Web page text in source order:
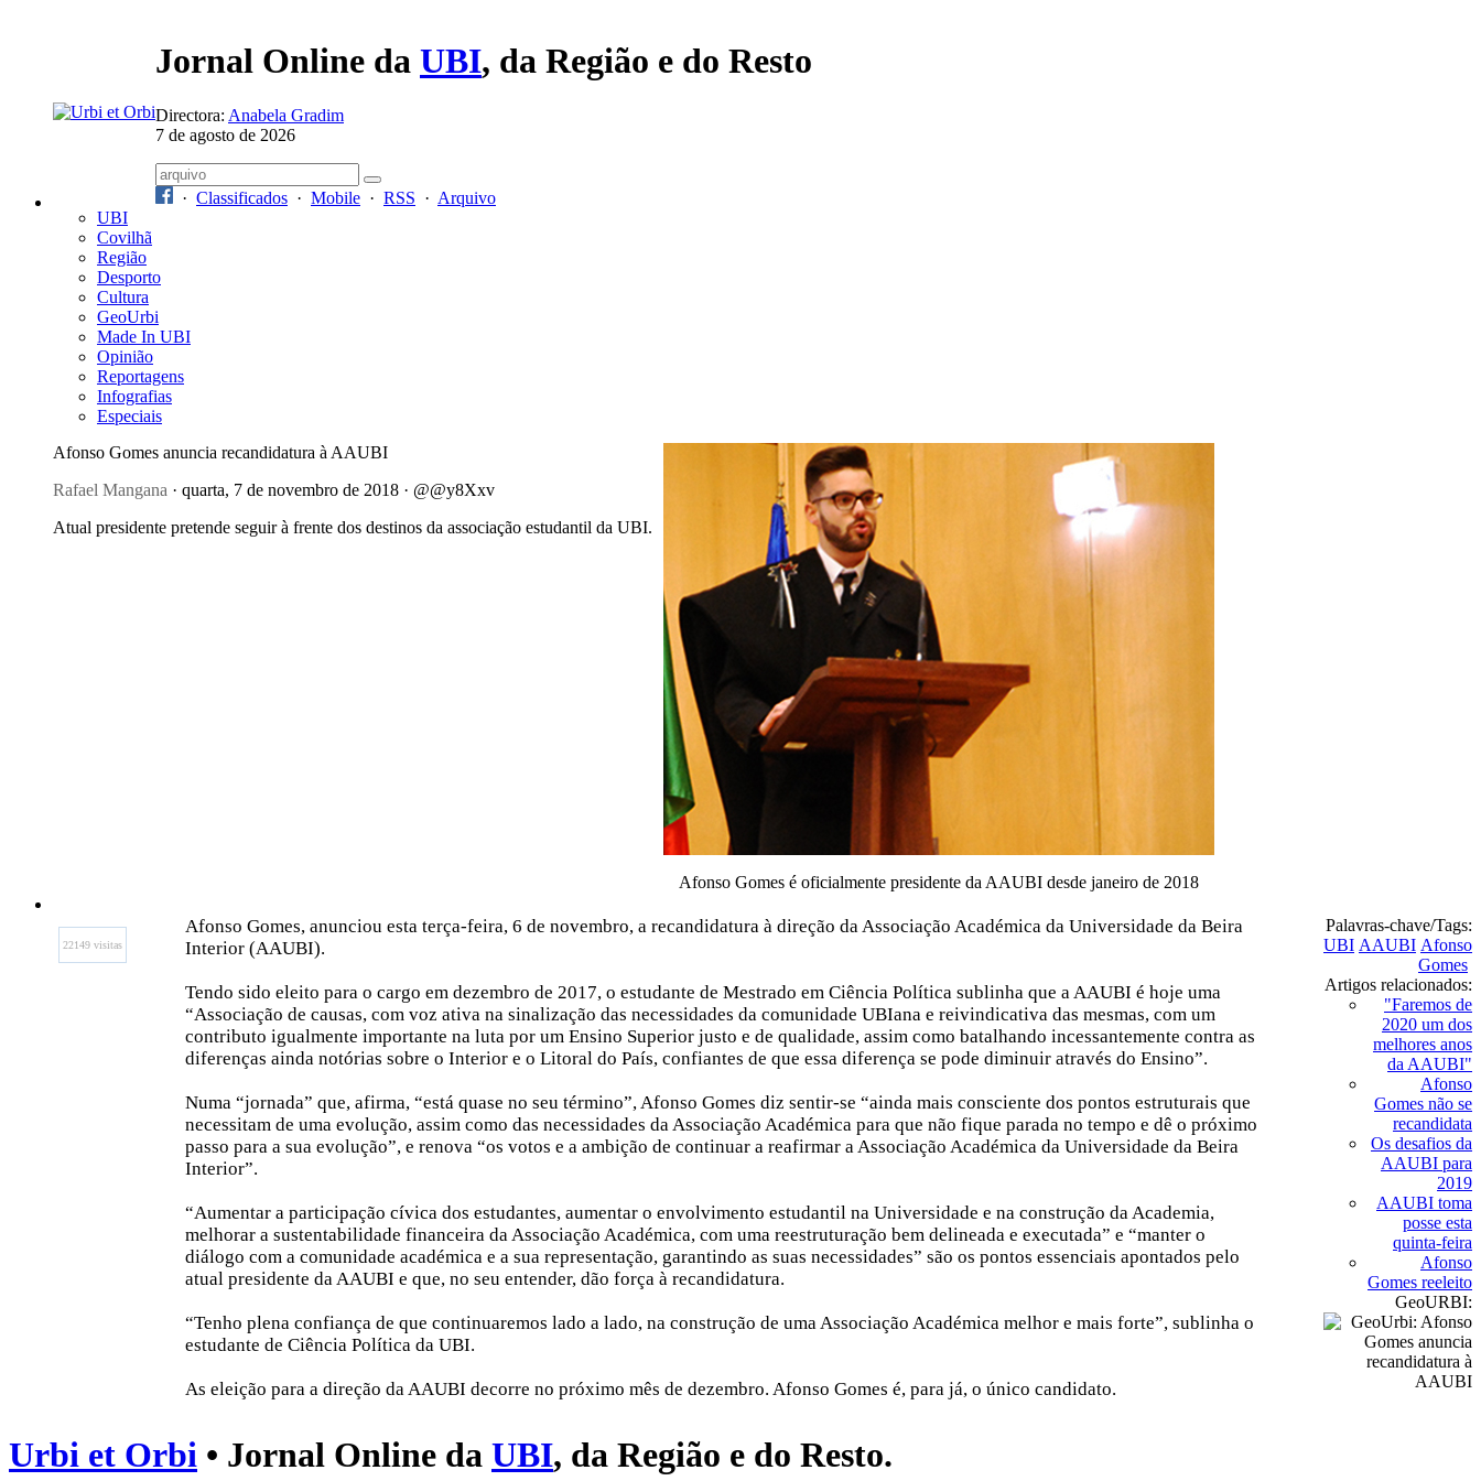
Jornal Online da UBI, da Região e do Resto
Directora: Anabela Gradim
7 de agosto de 2026
· Classificados · Mobile · RSS · Arquivo
UBI
Covilhã
Região
Desporto
Cultura
GeoUrbi
Made In UBI
Opinião
Reportagens
Infografias
Especiais
Afonso Gomes anuncia recandidatura à AAUBI
Rafael Mangana · quarta, 7 de novembro de 2018 · @@y8Xxv
Atual presidente pretende seguir à frente dos destinos da associação estudantil da UBI.
Afonso Gomes é oficialmente presidente da AAUBI desde janeiro de 2018
22149 visitas
Afonso Gomes, anunciou esta terça-feira, 6 de novembro, a recandidatura à direção da Associação Académica da Universidade da Beira
Interior (AAUBI).
Tendo sido eleito para o cargo em dezembro de 2017, o estudante de Mestrado em Ciência Política sublinha que a AAUBI é hoje uma
“Associação de causas, com voz ativa na sinalização das necessidades da comunidade UBIana e reivindicativa das mesmas, com um
contributo igualmente importante na luta por um Ensino Superior justo e de qualidade, assim como batalhando incessantemente contra as
diferenças ainda notórias sobre o Interior e o Litoral do País, confiantes de que essa diferença se pode diminuir através do Ensino”.
Numa “jornada” que, afirma, “está quase no seu término”, Afonso Gomes diz sentir-se “ainda mais consciente dos pontos estruturais que
necessitam de uma evolução, assim como das necessidades da Associação Académica para que não fique parada no tempo e dê o próximo
passo para a sua evolução”, e renova “os votos e a ambição de continuar a reafirmar a Associação Académica da Universidade da Beira
Interior”.
“Aumentar a participação cívica dos estudantes, aumentar o envolvimento estudantil na Universidade e na construção da Academia,
melhorar a sustentabilidade financeira da Associação Académica, com uma reestruturação bem delineada e executada” e “manter o
diálogo com a comunidade académica e a sua representação, garantindo as suas necessidades” são os pontos essenciais apontados pelo
atual presidente da AAUBI e que, no seu entender, dão força à recandidatura.
“Tenho plena confiança de que continuaremos lado a lado, na construção de uma Associação Académica melhor e mais forte”, sublinha o
estudante de Ciência Política da UBI.
As eleição para a direção da AAUBI decorre no próximo mês de dezembro. Afonso Gomes é, para já, o único candidato.
Palavras-chave/Tags:
UBI AAUBI Afonso
Gomes
Artigos relacionados:
"Faremos de
2020 um dos
melhores anos
da AAUBI"
Afonso
Gomes não se
recandidata
Os desafios da
AAUBI para
2019
AAUBI toma
posse esta
quinta-feira
Afonso
Gomes reeleito
GeoURBI:
Urbi et Orbi • Jornal Online da UBI, da Região e do Resto.